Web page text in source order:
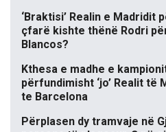
‘Braktisi’ Realin e Madridit
çfarë kishte thënë Rodri
Blancos?
Kthesa e madhe e
përfundimisht ‘jo’ Realit të
te Barcelona
Përplasen dy tramvaje në